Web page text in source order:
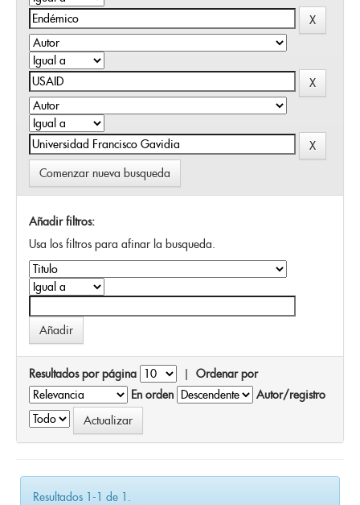
Comenzar nueva busqueda
Añadir filtros:
Usa los filtros para afinar la busqueda.
Resultados por página | Ordenar por
En orden
Autor/registro
Resultados 1-1 de 1.